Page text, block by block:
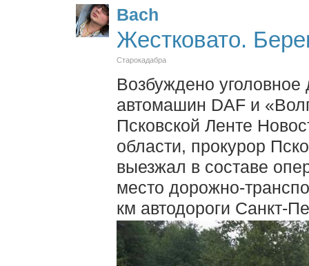
Bach
Жестковато.
Старокадабра
Возбуждено
автомашин DAF и
Псковской Ленте
области, прокурор
выезжал в составе
место дорожно-
км автодороги Санкт-